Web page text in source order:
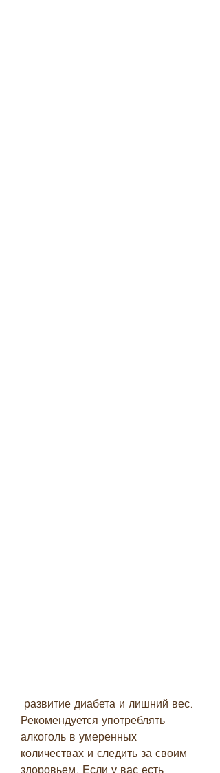
Рекомендуется употреблять
алкоголь в умеренных
количествах и следить за своим
здоровьем. Если у вас есть